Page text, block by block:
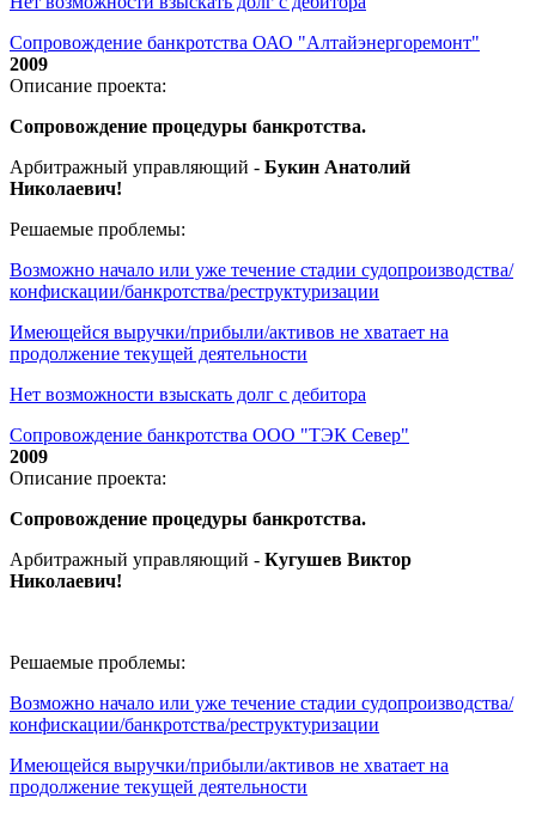
Сопровождение банкротства ОАО "Алтайэнергоремонт"
2009
Описание проекта:
Сопровождение процедуры банкротства.
Арбитражный управляющий - Букин Анатолий
Николаевич!
Решаемые проблемы:
Возможно начало или уже течение стадии судопроизводства/
конфискации/банкротства/реструктуризации
Имеющейся выручки/прибыли/активов не хватает на
продолжение текущей деятельности
Нет возможности взыскать долг с дебитора
Сопровождение банкротства ООО "ТЭК Север"
2009
Описание проекта:
Сопровождение процедуры банкротства.
Арбитражный управляющий - Кугушев Виктор
Николаевич!
Решаемые проблемы:
Возможно начало или уже течение стадии судопроизводства/
конфискации/банкротства/реструктуризации
Имеющейся выручки/прибыли/активов не хватает на
продолжение текущей деятельности